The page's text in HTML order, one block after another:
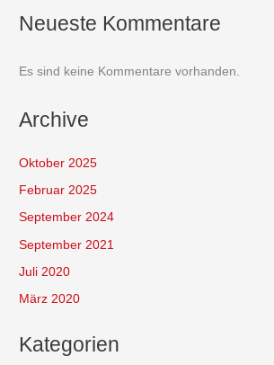
Neueste Kommentare
Es sind keine Kommentare vorhanden.
Archive
Oktober 2025
Februar 2025
September 2024
September 2021
Juli 2020
März 2020
Kategorien